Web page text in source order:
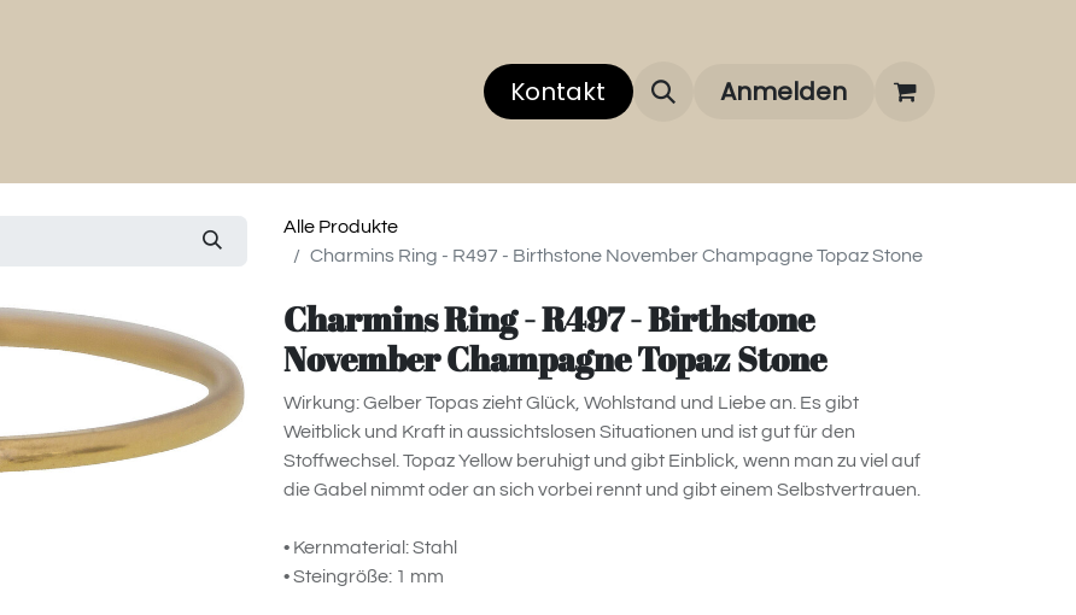
Über uns Über unsere Marken FAQ
Kontakt Anmelden
Alle Produkte
Charmins Ring - R497 - Birthstone November Champagne Topaz Stone
Charmins Ring - R497 - Birthstone
November Champagne Topaz Stone
Wirkung: Gelber Topas zieht Glück, Wohlstand und Liebe an. Es gibt
Weitblick und Kraft in aussichtslosen Situationen und ist gut für den
Stoffwechsel. Topaz Yellow beruhigt und gibt Einblick, wenn man zu viel auf
die Gabel nimmt oder an sich vorbei rennt und gibt einem Selbstvertrauen.
• Kernmaterial: Stahl
• Steingröße: 1 mm